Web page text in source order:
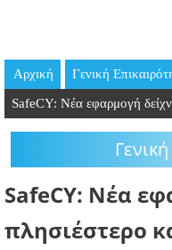
ΘΕΣΕΙΣ ΕΡΓΑΣΙΑΣ
PODCAST
ΛΑΡΝΑΚΑ 2030
Αρχική Γενική
SafeCY: Νέα εφαρμογή
SafeCY: Νέα
πλησιέστερο